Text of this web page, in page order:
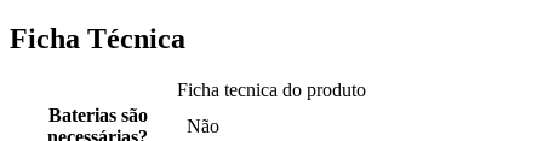
Ficha Técnica
Ficha tecnica do produto
Baterias são
necessárias?
Não